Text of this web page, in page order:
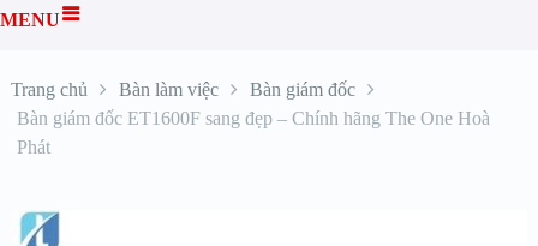
MENU
Trang chủ Bàn làm việc
Bàn giám đốc
Bàn giám đốc ET1600F sang đẹp – Chính hãng The One Hoà
Phát